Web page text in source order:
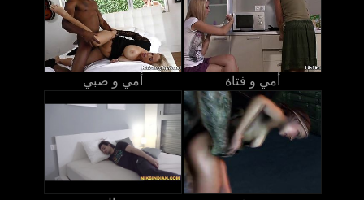
أمي و صبي أمي و فتاة